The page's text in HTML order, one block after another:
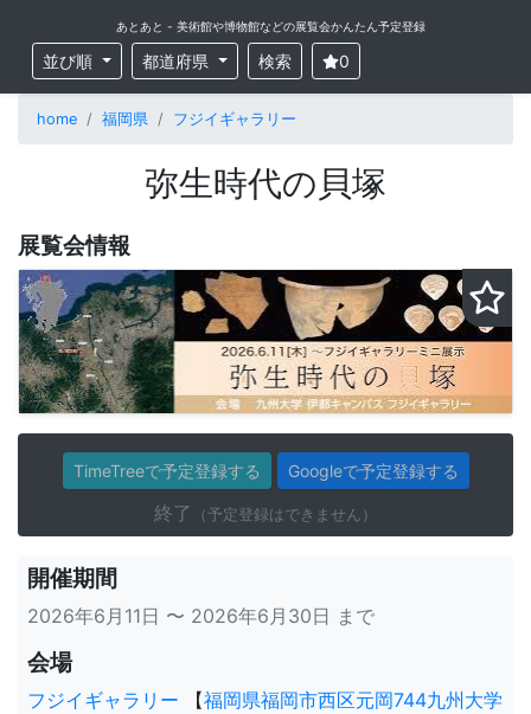
あとあと - 美術館や博物館などの展覧会かんたん予定登録
並び順 都道府県 検索 0
home 福岡県 フジイギャラリー
弥生時代の貝塚
展覧会情報
TimeTreeで予定登録する Googleで予定登録する
終了 （予定登録はできません）
開催期間
2026年6月11日 〜 2026年6月30日 まで
会場
フジイギャラリー 【福岡県福岡市西区元岡744九州大学